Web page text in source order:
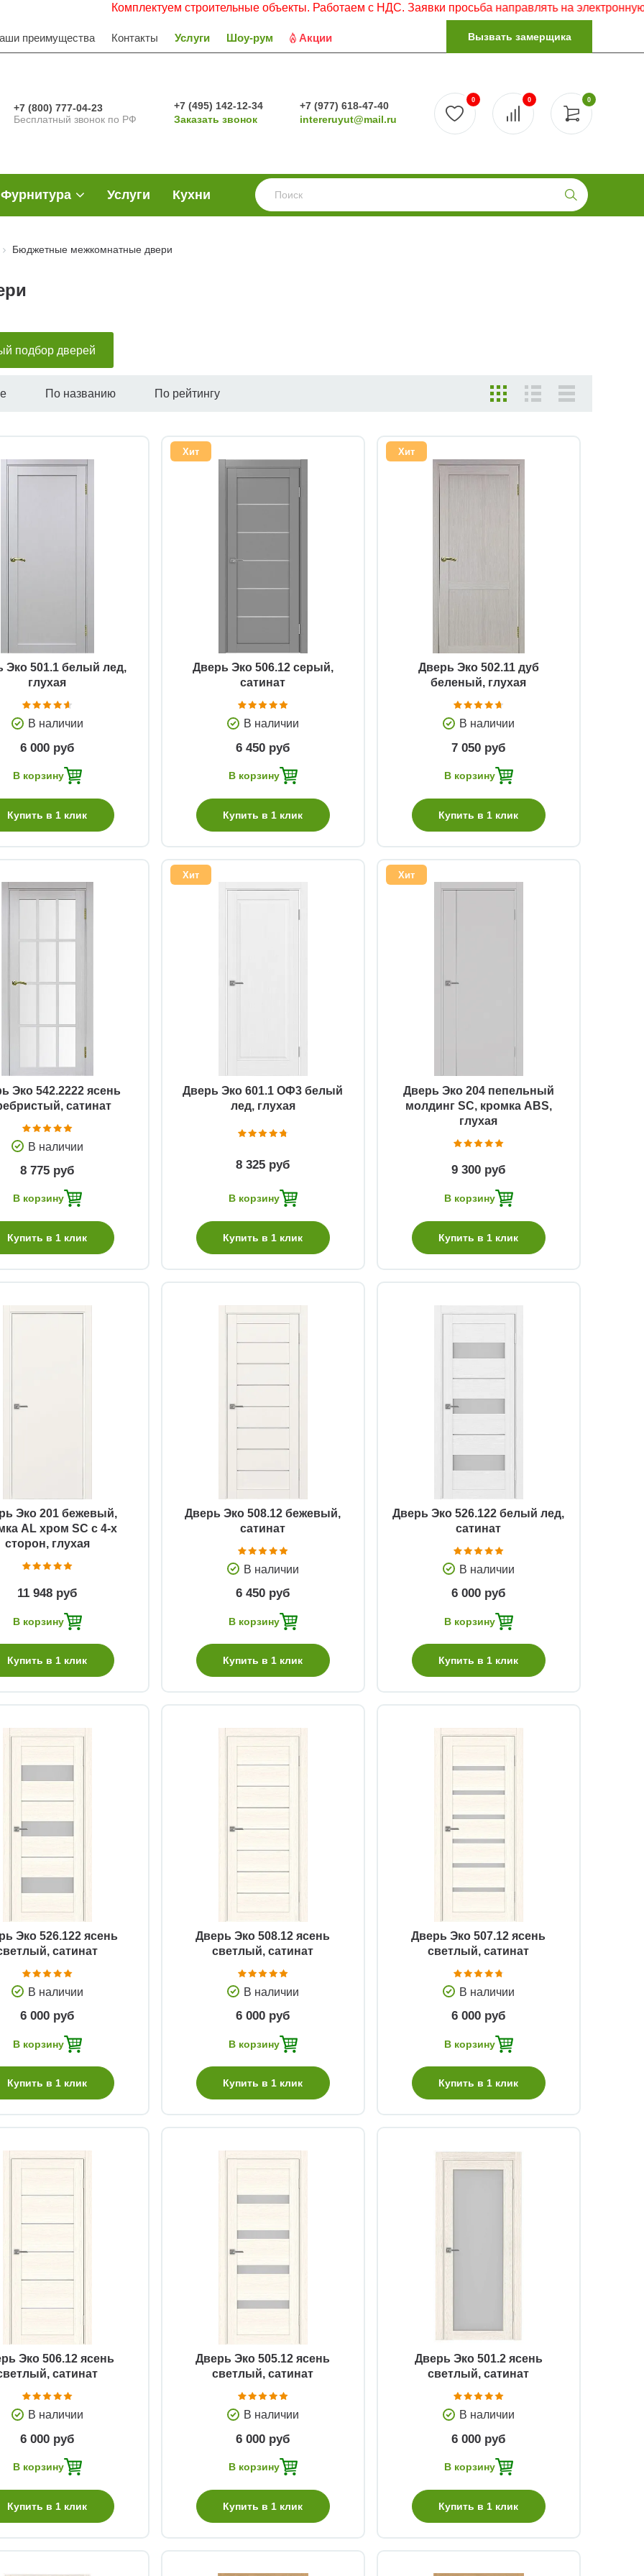
Комплектуем строительные объекты. Работаем с НДС. Заявки просьба направлять на электронную почту.
преимущества Контакты Услуги Шоу-рум Акции Вызвать замерщика
+7 (800) 777-04-23
Бесплатный звонок по РФ
+7 (495) 142-12-34
Заказать звонок
+7 (977) 618-47-40
intereruyut@mail.ru
0
0 0
Фурнитура Услуги Кухни
Бюджетные межкомнатные двери
подбор дверей
По названию По рейтингу
Эко 501.1 белый лед,
глухая
В наличии
6 000 руб
В корзину
Купить в 1 клик
Хит
Дверь Эко 506.12 серый,
сатинат
Быстрый просмотр
В наличии
6 450 руб
В корзину
Купить в 1 клик
Хит
Дверь Эко 502.11 дуб
беленый, глухая
Быстрый просмотр
В наличии
7 050 руб
В корзину
Купить в 1 клик
Эко 542.2222 ясень
сатинат
В наличии
8 775 руб
В корзину
Купить в 1 клик
Хит
Дверь Эко 601.1 ОФ3 белый
лед, глухая
8 325 руб
В корзину
Купить в 1 клик
Хит
Дверь Эко 204 пепельный
молдинг SC, кромка ABS,
глухая
9 300 руб
В корзину
Купить в 1 клик
Эко 201 бежевый,
AL хром SC с 4-х
сторон, глухая
11 948 руб
В корзину
Купить в 1 клик
Дверь Эко 508.12 бежевый,
сатинат
В наличии
6 450 руб
В корзину
Купить в 1 клик
Дверь Эко 526.122 белый лед,
сатинат
Быстрый просмотр
В наличии
6 000 руб
В корзину
Купить в 1 клик
Эко 526.122 ясень
сатинат
Быстрый просмотр
В наличии
6 000 руб
В корзину
Купить в 1 клик
Дверь Эко 508.12 ясень
светлый, сатинат
В наличии
6 000 руб
В корзину
Купить в 1 клик
Дверь Эко 507.12 ясень
светлый, сатинат
В наличии
6 000 руб
В корзину
Купить в 1 клик
Эко 506.12 ясень
сатинат
Быстрый просмотр
В наличии
6 000 руб
В корзину
Купить в 1 клик
Дверь Эко 505.12 ясень
светлый, сатинат
В наличии
6 000 руб
В корзину
Купить в 1 клик
Дверь Эко 501.2 ясень
светлый, сатинат
В наличии
6 000 руб
В корзину
Купить в 1 клик